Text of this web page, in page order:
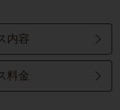
内容
料金